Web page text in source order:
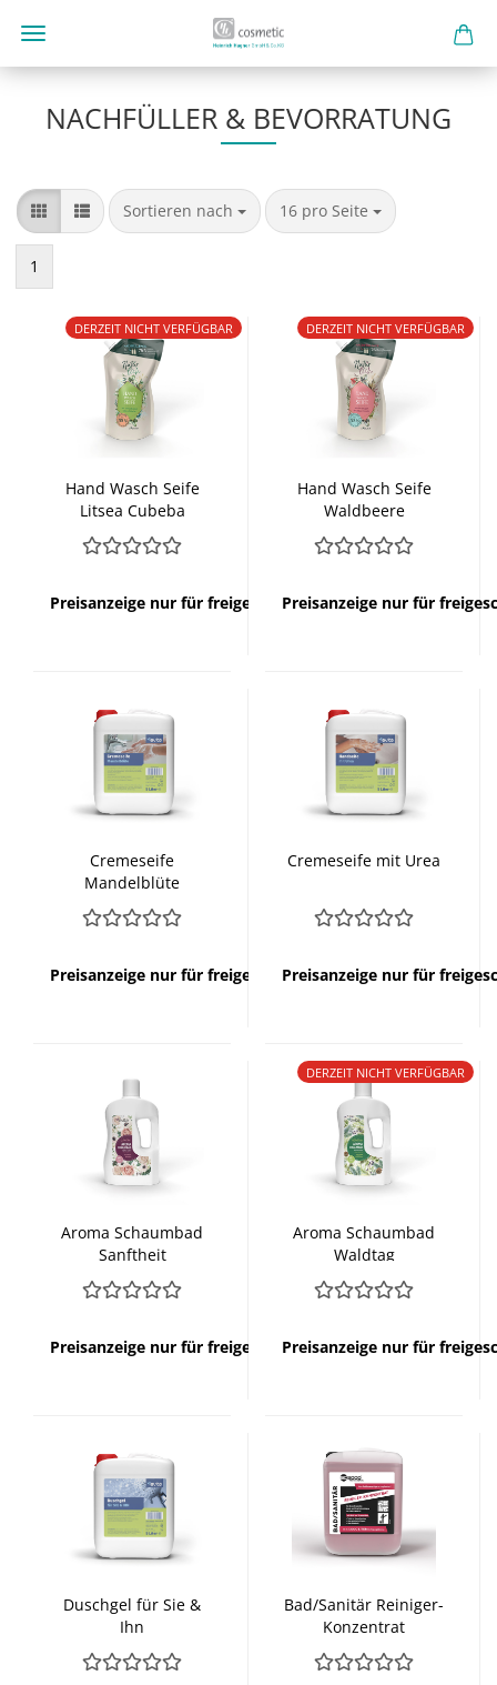
NACHFÜLLER & BEVORRATUNG
Sortieren nach
Sortieren nach 16 pro Seite
pro Seite
1
DERZEIT NICHT VERFÜGBAR
Hand Wasch Seife
Litsea Cubeba
Preisanzeige nur für freigeschaltete Kunden
DERZEIT NICHT VERFÜGBAR
Hand Wasch Seife
Waldbeere
Preisanzeige nur für
Cremeseife
Mandelblüte
Preisanzeige nur für freigeschaltete Kunden
Cremeseife mit Urea
Preisanzeige nur für
Aroma Schaumbad
Sanftheit
Preisanzeige nur für freigeschaltete Kunden
DERZEIT NICHT VERFÜGBAR
Aroma Schaumbad
Waldtag
Preisanzeige nur für
Duschgel für Sie &
Ihn
Bad/Sanitär Reiniger-
Konzentrat